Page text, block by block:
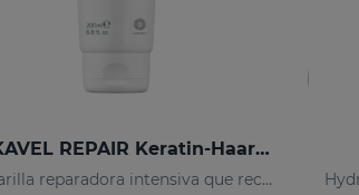
SESKAVEL REPAIR Keratin-Haarkur
Mascarilla reparadora intensiva que reconstruye, nutre el cabello y evita el encrespamiento.